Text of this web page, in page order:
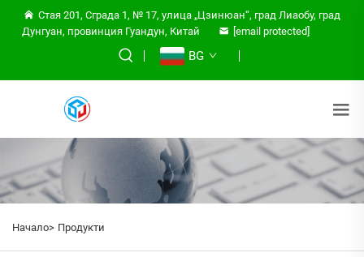
Стая 201, Сграда 1, № 17, улица „Цзинюан“, град Лиаобу, град
Дунгуан, провинция Гуандун, Китай
[email protected]
BG
Начало> Продукти